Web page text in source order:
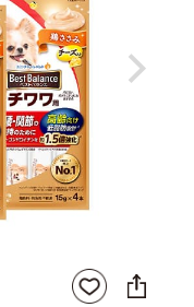
Next
お気
に入
SNS
に